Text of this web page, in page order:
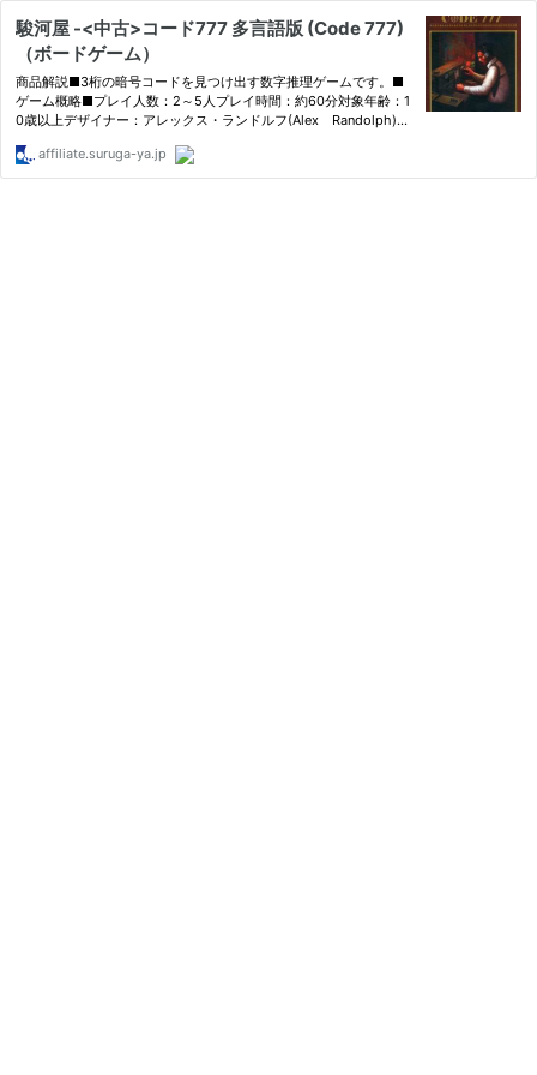
駿河屋 -<中古>コード777 多言語版 (Code 777)
（ボードゲーム）
商品解説■3桁の暗号コードを見つけ出す数字推理ゲームです。■
ゲーム概略■プレイ人数：2～5人プレイ時間：約60分対象年齢：1
0歳以上デザイナー：アレックス・ランドルフ(Alex Randolph)、
ランス語/韓国語・英語各5枚)マーカーペン 5本クエスチョンカー
ド 23…
affiliate.suruga-ya.jp